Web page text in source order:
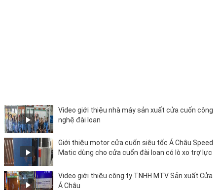
Video giới thiệu nhà máy sản xuất cửa cuốn công
nghệ đài loan
Giới thiệu motor cửa cuốn siêu tốc Á Châu Speed
Matic dùng cho cửa cuốn đài loan có lò xo trợ lực
Video giới thiệu công ty TNHH MTV Sản xuất Cửa
Á Châu